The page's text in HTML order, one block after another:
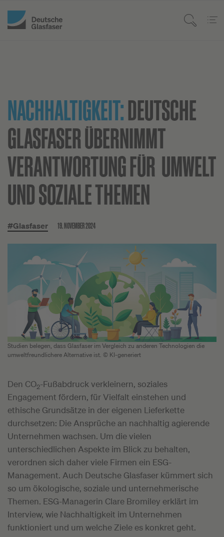
NACHHALTIGKEIT:DEUTSCHE
GLASFASER ÜBERNIMMT
VERANTWORTUNG FÜR UMWELT
UND SOZIALE THEMEN
#Glasfaser 19. NOVEMBER 2024
Studien belegen, dass Glasfaser im Vergleich zu anderen Technologien die
umweltfreundlichere Alternative ist. © KI-generiert
Den CO2-Fußabdruck verkleinern, soziales
Engagement fördern, für Vielfalt einstehen und
ethische Grundsätze in der eigenen Lieferkette
durchsetzen: Die Ansprüche an nachhaltig agierende
Unternehmen wachsen. Um die vielen
unterschiedlichen Aspekte im Blick zu behalten,
verordnen sich daher viele Firmen ein ESG-
Management. Auch Deutsche Glasfaser kümmert sich
so um ökologische, soziale und unternehmerische
Themen. ESG-Managerin Clare Bromiley erklärt im
Interview, wie Nachhaltigkeit im Unternehmen
funktioniert und um welche Ziele es konkret geht.